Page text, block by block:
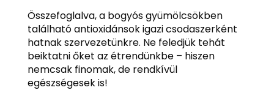
Összefoglalva, a bogyós gyümölcsökben
található antioxidánsok igazi csodaszerként
hatnak szervezetünkre. Ne feledjük tehát
beiktatni őket az étrendünkbe – hiszen
nemcsak finomak, de rendkívül
egészségesek is!